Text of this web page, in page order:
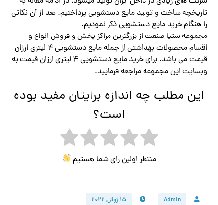
تاریخچه ساخت و تولید مایع دستشویی پرداختیم. بعد از آن نکاتی
را هنگام خرید مایع دستشویی ذکر نمودیم.
مجموعه ستیا صنعت از بزرگترین مراکز پخش و فروش انواع و
اقسام محصولات بهداشتی از جمله مایع دستشویی ۴ لیتری ارزان
قیمت می باشد. برای خرید مایع دستشویی ۴ لیتری ارزان قیمت به
وبسایت این مجموعه مراجعه فرمایید.
این مطلب چه اندازه برایتان مفید بوده
است؟
منتظر اولین رای شما هستیم
Admin ۱۵ ژوئن, ۲۰۲۲